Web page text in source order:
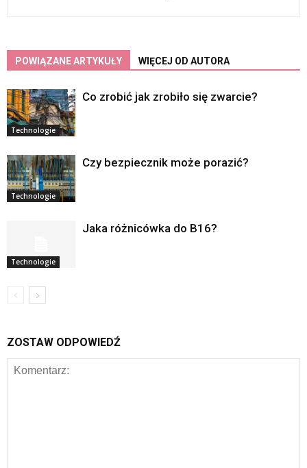
POWIĄZANE ARTYKUŁY WIĘCEJ OD AUTORA
Technologie
Co zrobić jak zrobiło się zwarcie?
Technologie
Czy bezpiecznik może porazić?
Technologie
Jaka różnicówka do B16?
ZOSTAW ODPOWIEDŹ